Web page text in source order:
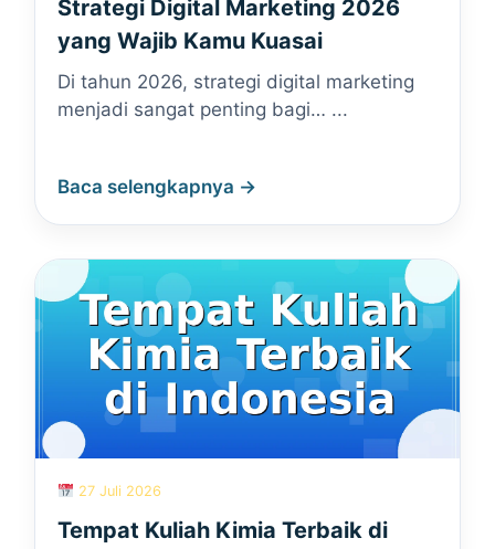
Strategi Digital Marketing 2026
yang Wajib Kamu Kuasai
Di tahun 2026, strategi digital marketing
menjadi sangat penting bagi… ...
Baca selengkapnya →
27 Juli 2026
Tempat Kuliah Kimia Terbaik di